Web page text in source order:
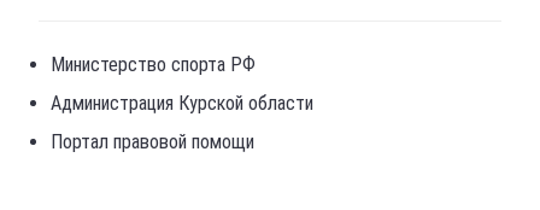
Министерство спорта РФ
Администрация Курской области
Портал правовой помощи